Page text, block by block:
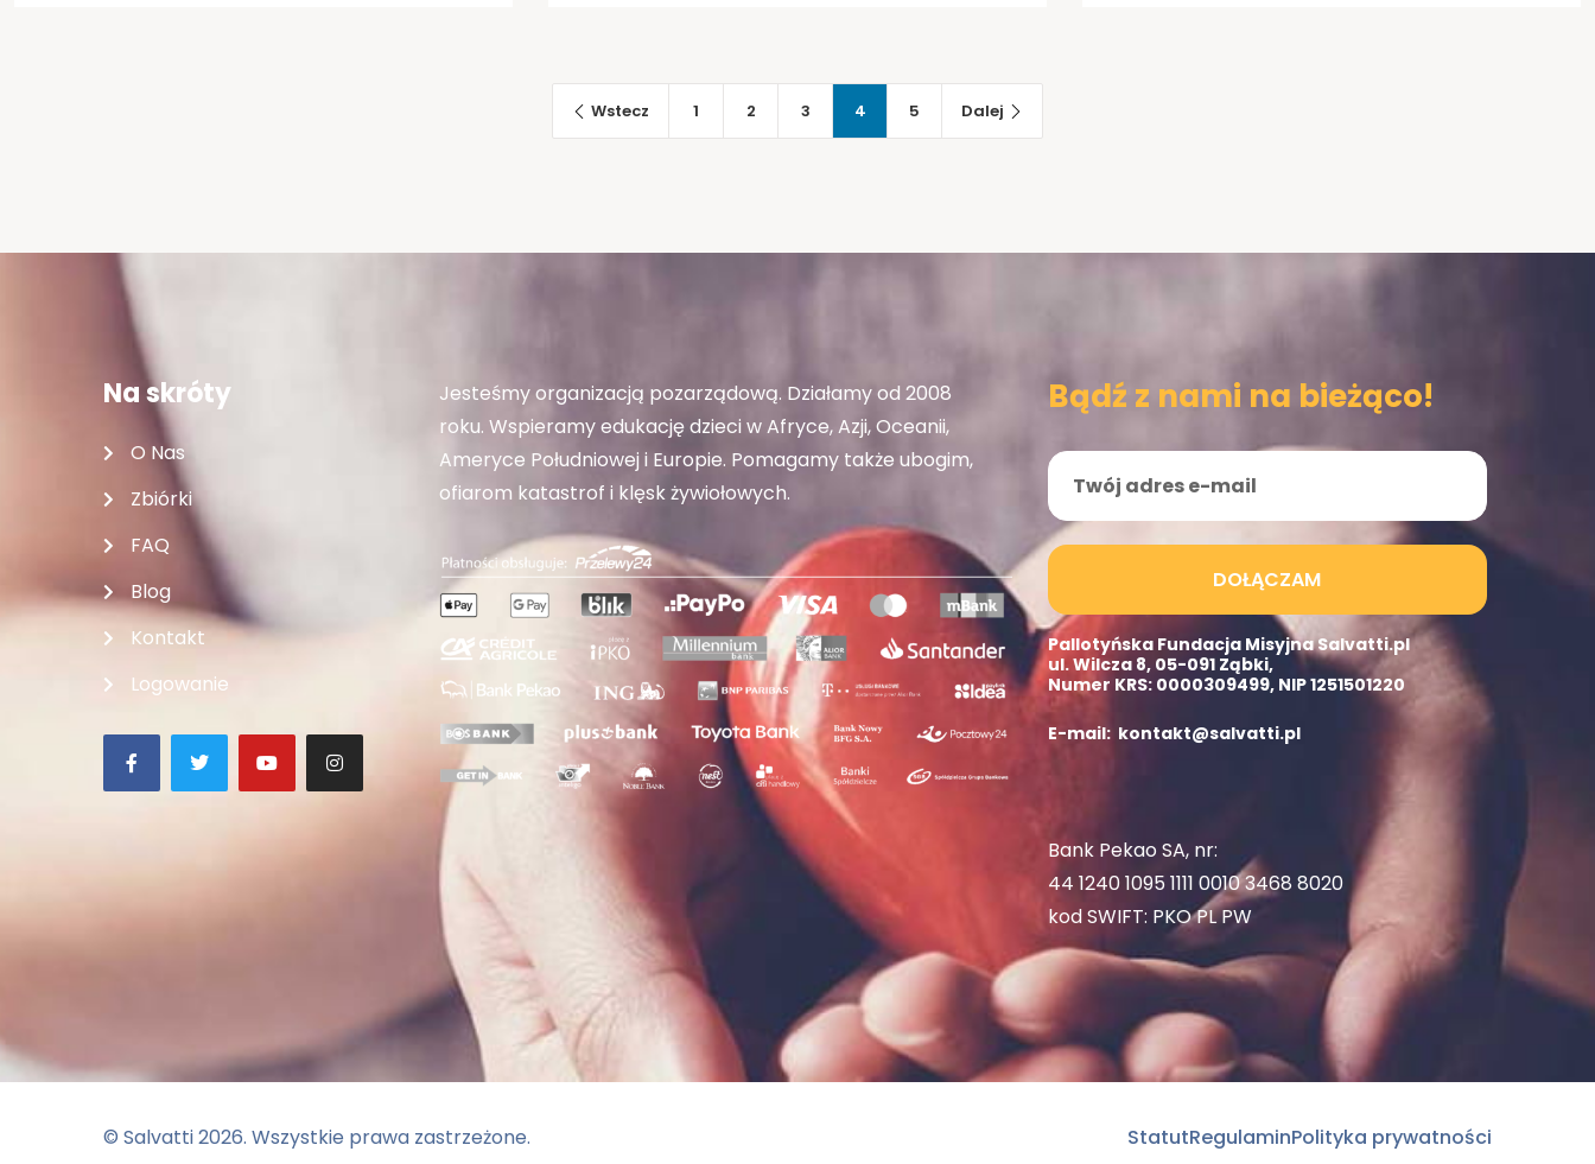
Wstecz 1 2 3 4 5 Dalej
Na skróty
O Nas
Zbiórki
FAQ
Blog
Kontakt
Logowanie
Jesteśmy organizacją pozarządową. Działamy od 2008
roku. Wspieramy edukację dzieci w Afryce, Azji, Oceanii,
Ameryce Południowej i Europie. Pomagamy także ubogim,
ofiarom katastrof i klęsk żywiołowych.
Bądź z nami na bieżąco!
DOŁĄCZAM
Pallotyńska Fundacja Misyjna Salvatti.pl
ul. Wilcza 8, 05-091 Ząbki,
Numer KRS: 0000309499, NIP 1251501220
E-mail: kontakt@salvatti.pl
Bank Pekao SA, nr:
44 1240 1095 1111 0010 3468 8020
kod SWIFT: PKO PL PW
© Salvatti2026. Wszystkie prawa zastrzeżone. StatutRegulaminPolityka prywatności